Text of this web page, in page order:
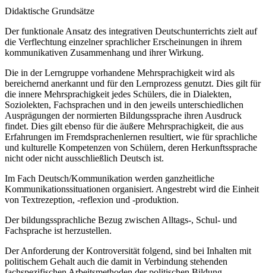
Didaktische Grundsätze
Der funktionale Ansatz des integrativen Deutschunterrichts zielt auf
die Verflechtung einzelner sprachlicher Erscheinungen in ihrem
kommunikativen Zusammenhang und ihrer Wirkung.
Die in der Lerngruppe vorhandene Mehrsprachigkeit wird als
bereichernd anerkannt und für den Lernprozess genutzt. Dies gilt für
die innere Mehrsprachigkeit jedes Schülers, die in Dialekten,
Soziolekten, Fachsprachen und in den jeweils unterschiedlichen
Ausprägungen der normierten Bildungssprache ihren Ausdruck
findet. Dies gilt ebenso für die äußere Mehrsprachigkeit, die aus
Erfahrungen im Fremdsprachenlernen resultiert, wie für sprachliche
und kulturelle Kompetenzen von Schülern, deren Herkunftssprache
nicht oder nicht ausschließlich Deutsch ist.
Im Fach Deutsch/Kommunikation werden ganzheitliche
Kommunikationssituationen organisiert. Angestrebt wird die Einheit
von Textrezeption, -reflexion und -produktion.
Der bildungssprachliche Bezug zwischen Alltags-, Schul- und
Fachsprache ist herzustellen.
Der Anforderung der Kontroversität folgend, sind bei Inhalten mit
politischem Gehalt auch die damit in Verbindung stehenden